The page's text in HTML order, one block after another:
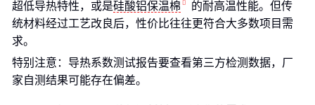
超低导热特性，或是硅酸铝保温棉
的耐高温性能。但传
统材料经过工艺改良后，性价比往往更符合大多数项目需
求。
特别注意：导热系数测试报告要查看第三方检测数据，厂
家自测结果可能存在偏差。